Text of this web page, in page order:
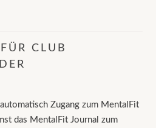
CLUB
Zugang zum MentalFit
das MentalFit Journal zum